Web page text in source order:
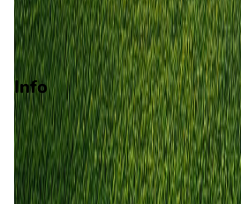
Play-offs promotie
Degradatie
Info
Op 29 augustus 2026 gaat
West Bromwich Albion. De
en wordt gespeeld in de
Stadion: Riverside Stadium
Scheidsrechter: Onbekend